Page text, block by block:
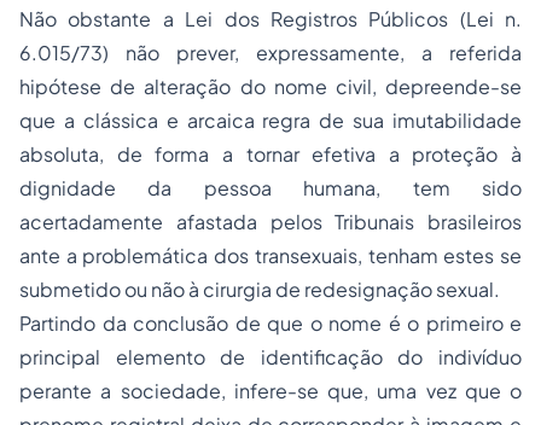
Não obstante a Lei dos Registros Públicos (Lei n.
6.015/73) não prever, expressamente, a referida
hipótese de alteração do nome civil, depreende-se
que a clássica e arcaica regra de sua imutabilidade
absoluta, de forma a tornar efetiva a proteção à
dignidade da pessoa humana, tem sido
acertadamente afastada pelos Tribunais brasileiros
ante a problemática dos transexuais, tenham estes se
submetido ou não à cirurgia de redesignação sexual.
Partindo da conclusão de que o nome é o primeiro e
principal elemento de identificação do indivíduo
perante a sociedade, infere-se que, uma vez que o